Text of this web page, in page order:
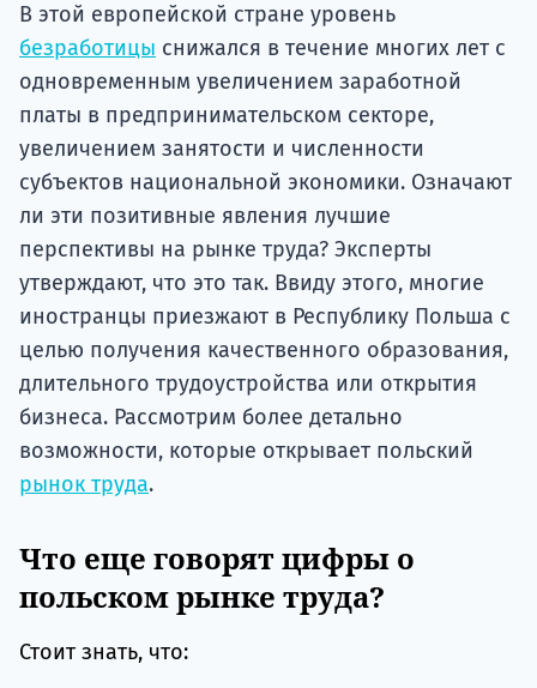
В этой европейской стране уровень
безработицы снижался в течение многих лет с
одновременным увеличением заработной
платы в предпринимательском секторе,
увеличением занятости и численности
субъектов национальной экономики. Означают
ли эти позитивные явления лучшие
перспективы на рынке труда? Эксперты
утверждают, что это так. Ввиду этого, многие
иностранцы приезжают в Республику Польша с
целью получения качественного образования,
длительного трудоустройства или открытия
бизнеса. Рассмотрим более детально
возможности, которые открывает польский
рынок труда.
Что еще говорят цифры о
польском рынке труда?
Стоит знать, что: